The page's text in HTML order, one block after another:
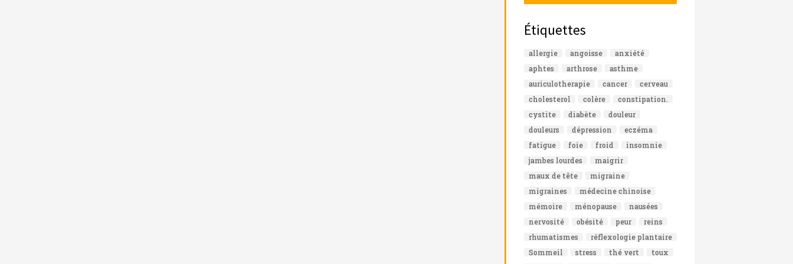
Étiquettes
allergie angoisse
anxiété
aphtes
arthrose
asthme
auriculotherapie
cancer
cerveau
cholesterol
colère
constipation.
cystite
diabète
douleur
douleurs
dépression
eczéma
fatigue
foie froid
insomnie
jambes lourdes
maigrir
maux de tête
migraine
migraines
médecine chinoise
mémoire
ménopause
nausées
nervosité
obésité peur
reins
rhumatismes
réflexologie plantaire
Sommeil
stress thé vert
toux